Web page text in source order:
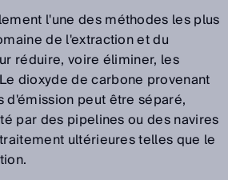
l'une des méthodes les plus
de l'extraction et du
réduire, voire éliminer, les
dioxyde de carbone provenant
d'émission peut être séparé,
par des pipelines ou des navires
ultérieures telles que le